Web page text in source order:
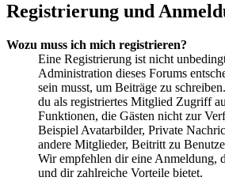
Registrierung und
Wozu muss ich mich registrieren?
Eine Registrierung ist nicht
Administration dieses Forums
sein musst, um Beiträge zu
du als registriertes Mitglied Zugriff
Funktionen, die Gästen nicht zur
Beispiel Avatarbilder, Private
andere Mitglieder, Beitritt zu
Wir empfehlen dir eine Anmeldung,
und dir zahlreiche Vorteile bietet.